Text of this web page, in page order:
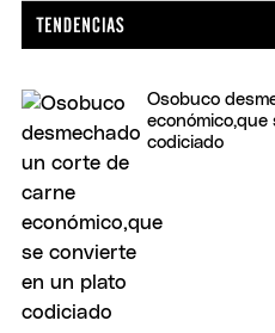
Osobuco
codiciado